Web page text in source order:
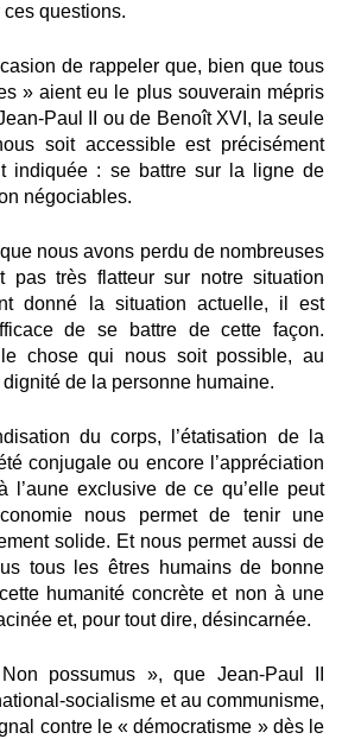
questions.
de rappeler que, bien que tous
» aient eu le plus souverain mépris
Paul II ou de Benoît XVI, la seule
soit accessible est précisément
indiquée : se battre sur la ligne de
négociables.
nous avons perdu de nombreuses
pas très flatteur sur notre situation
donné la situation actuelle, il est
de se battre de cette façon.
chose qui nous soit possible, au
de la personne humaine.
du corps, l’étatisation de la
conjugale ou encore l’appréciation
l’aune exclusive de ce qu’elle peut
nous permet de tenir une
solide. Et nous permet aussi de
tous les êtres humains de bonne
humanité concrète et non à une
et, pour tout dire, désincarnée.
possumus », que Jean-Paul II
socialisme et au communisme,
contre le « démocratisme » dès le